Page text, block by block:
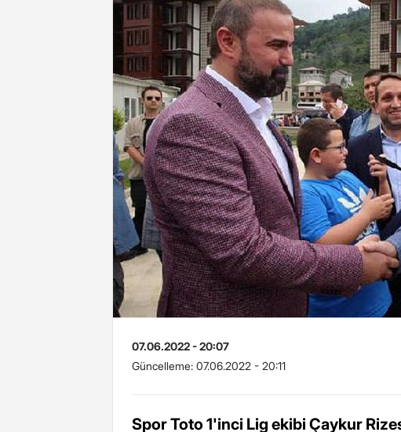
07.06.2022 - 20:07
Güncelleme: 07.06.2022 - 20:11
Spor Toto 1'inci Lig ekibi Çaykur